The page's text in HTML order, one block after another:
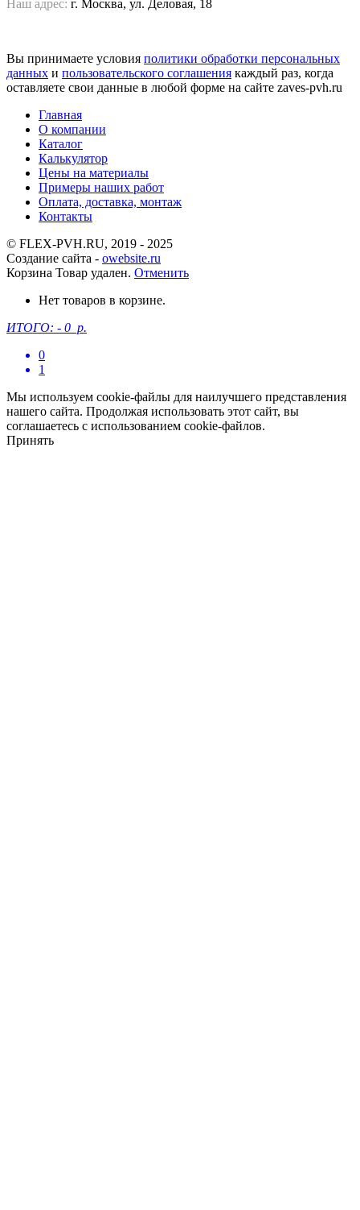
Наш адрес: г. Москва, ул. Деловая, 18
Вы принимаете условия политики обработки персональных
данных и пользовательского соглашения каждый раз, когда
оставляете свои данные в любой форме на сайте zaves-pvh.ru
Главная
О компании
Каталог
Калькулятор
Цены на материалы
Примеры наших работ
Оплата, доставка, монтаж
Контакты
© FLEX-PVH.RU, 2019 - 2025
Создание сайта - owebsite.ru
Корзина Товар удален. Отменить
Нет товаров в корзине.
ИТОГО: - 0 р.
0
1
Мы используем cookie-файлы для наилучшего представления
нашего сайта. Продолжая использовать этот сайт, вы
соглашаетесь с использованием cookie-файлов.
Принять